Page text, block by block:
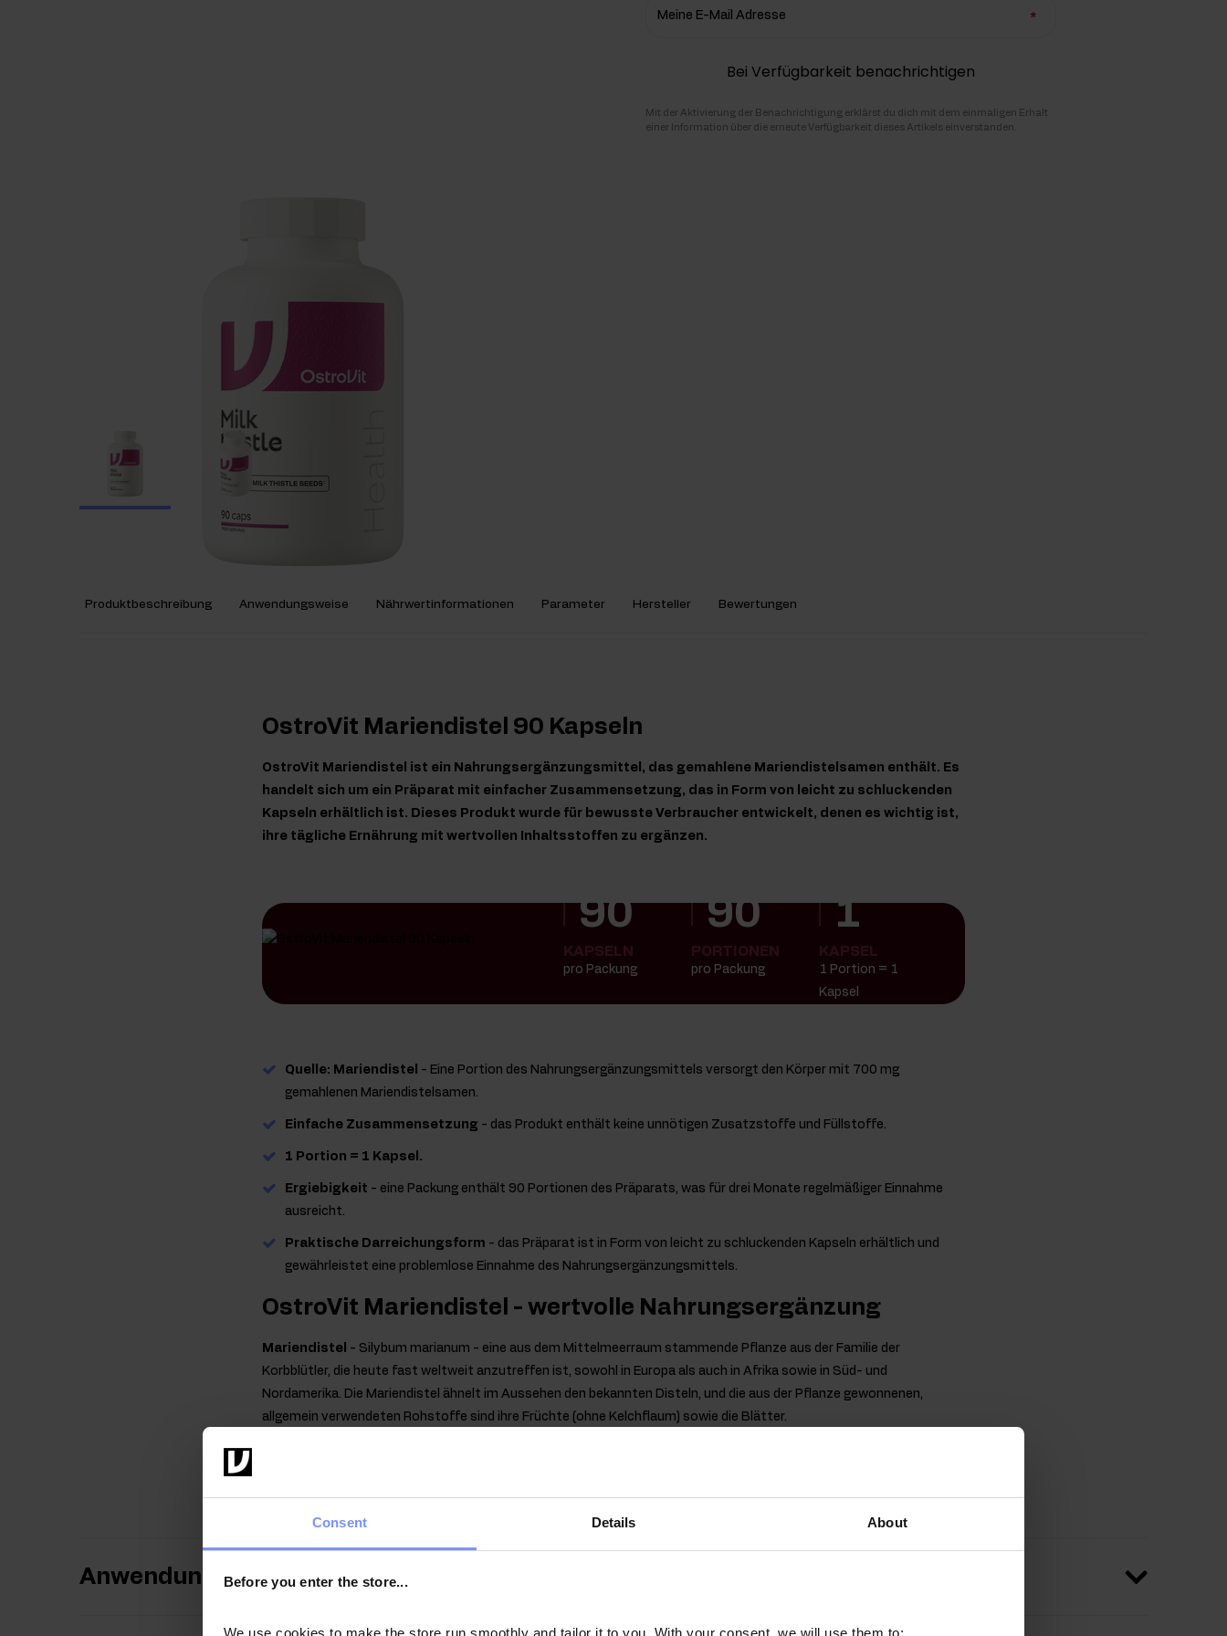
Consent Details About
Before you enter the store...
We use cookies to make the store run smoothly and tailor it to you. With your consent, we will use them to:
Meine E-Mail Adresse
Bei Verfügbarkeit benachrichtigen
Mit der Aktivierung der Benachrichtigung erklärst du dich mit dem einmaligen Erhalt
einer Information über die erneute Verfügbarkeit dieses Artikels einverstanden.
Produktbeschreibung Anwendungsweise Nährwertinformationen Parameter Hersteller Bewertungen
OstroVit Mariendistel 90 Kapseln
OstroVit Mariendistel ist ein Nahrungsergänzungsmittel, das gemahlene Mariendistelsamen enthält. Es
handelt sich um ein Präparat mit einfacher Zusammensetzung, das in Form von leicht zu schluckenden
Kapseln erhältlich ist. Dieses Produkt wurde für bewusste Verbraucher entwickelt, denen es wichtig ist,
ihre tägliche Ernährung mit wertvollen Inhaltsstoffen zu ergänzen.
90
KAPSELN
pro Packung
90
PORTIONEN
pro Packung
1
KAPSEL
1 Portion = 1
Kapsel
Quelle: Mariendistel - Eine Portion des Nahrungsergänzungsmittels versorgt den Körper mit 700 mg
gemahlenen Mariendistelsamen.
Einfache Zusammensetzung - das Produkt enthält keine unnötigen Zusatzstoffe und Füllstoffe.
1 Portion = 1 Kapsel.
Ergiebigkeit - eine Packung enthält 90 Portionen des Präparats, was für drei Monate regelmäßiger Einnahme
ausreicht.
Praktische Darreichungsform - das Präparat ist in Form von leicht zu schluckenden Kapseln erhältlich und
gewährleistet eine problemlose Einnahme des Nahrungsergänzungsmittels.
OstroVit Mariendistel - wertvolle Nahrungsergänzung
Mariendistel - Silybum marianum - eine aus dem Mittelmeerraum stammende Pflanze aus der Familie der
Korbblütler, die heute fast weltweit anzutreffen ist, sowohl in Europa als auch in Afrika sowie in Süd- und
Nordamerika. Die Mariendistel ähnelt im Aussehen den bekannten Disteln, und die aus der Pflanze gewonnenen,
allgemein verwendeten Rohstoffe sind ihre Früchte (ohne Kelchflaum) sowie die Blätter.
Anwendungsweise